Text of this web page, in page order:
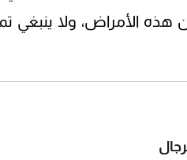
هذه الأمراض، ولا ينبغي